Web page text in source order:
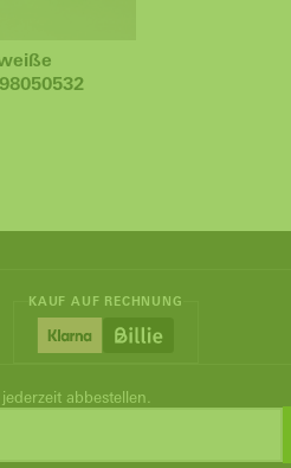
KAUF AUF RECHNUNG
abbestellen.